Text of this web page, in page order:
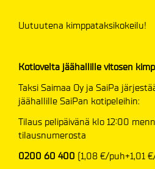
Uutuutena kimppataksikokeilu!
Kotiovelta jäähallille vitosen
Taksi Saimaa Oy ja SaiPa
jäähallille SaiPan kotipeleihin:
Tilaus pelipäivänä klo 12:00
tilausnumerosta
0200 60 400 (1,08 €/puh+1,01